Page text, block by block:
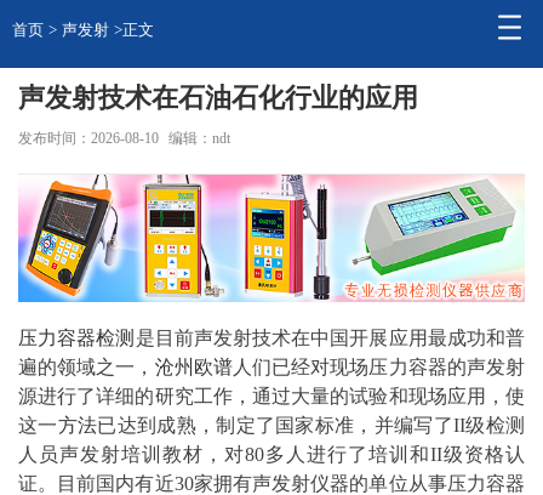
首页 > 声发射 >正文
声发射技术在石油石化行业的应用
发布时间：2026-08-10 编辑：ndt
压力容器检测 是目前声发射技术在中国开展应用最成功和普
遍的领域之一， 沧州 欧谱人们已经对现场压力容器的声发射
源进行了详细的研究工作，通过大量的试验和现场应用，使
这一方法已达到成熟，制定了国家标准，并编写了II级检测
人员声发射培训教材，对80多人进行了培训和II级资格认
证。目前国内有近30家拥有声发射仪器的单位从事压力容器